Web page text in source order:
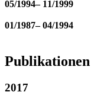
05/1994– 11/1999
01/1987– 04/1994
Publikationen
2017